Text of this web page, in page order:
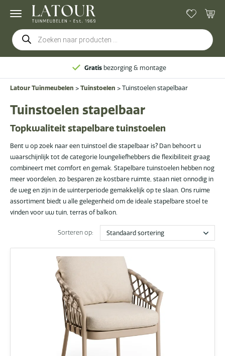
Producten
zoeken
Gratisbezorging & montage
Latour Tuinmeubelen > Tuinstoelen > Tuinstoelen stapelbaar
Tuinstoelen stapelbaar
Topkwaliteit stapelbare tuinstoelen
Bent u op zoek naar een tuinstoel die stapelbaar is? Dan behoort u
waarschijnlijk tot de categorie loungeliefhebbers die flexibiliteit graag
combineert met comfort en gemak. Stapelbare tuinstoelen hebben nog
meer voordelen, zo besparen ze kostbare ruimte, staan niet onnodig in
de weg en zijn in de winterperiode gemakkelijk op te slaan. Ons ruime
assortiment biedt u alle gelegenheid om de ideale stapelbare stoel te
vinden voor uw tuin, terras of balkon.
Sorteren op: